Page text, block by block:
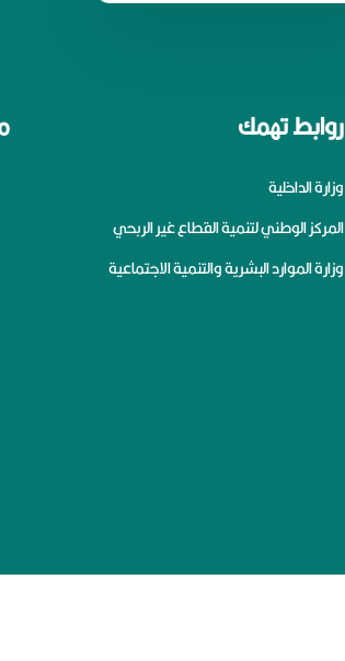
روابط تهمك
وزارة الداخلية
المركز الوطني لتنمية القطاع غير الربحي
وزارة الموارد البشرية والتنمية الاجتماعية